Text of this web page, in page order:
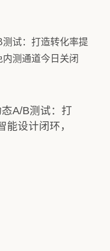
A/B测试：打
设计闭环，